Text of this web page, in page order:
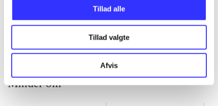
Tillad alle
Tillad valgte
Afvis
Minder om